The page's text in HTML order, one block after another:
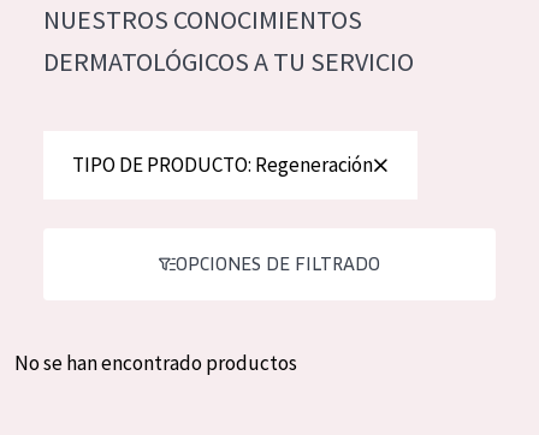
Hidratación y luminosidad
Reducción de arrugas
Firmeza
TIPO DE PRODUCTO
Crema de noche
German
Spanish
NUESTROS CONOCIMIENTOS
DERMATOLÓGICOS A TU SERVICIO
TIPO DE PRODUCTO: Regeneración
OPCIONES DE FILTRADO
No se han encontrado productos